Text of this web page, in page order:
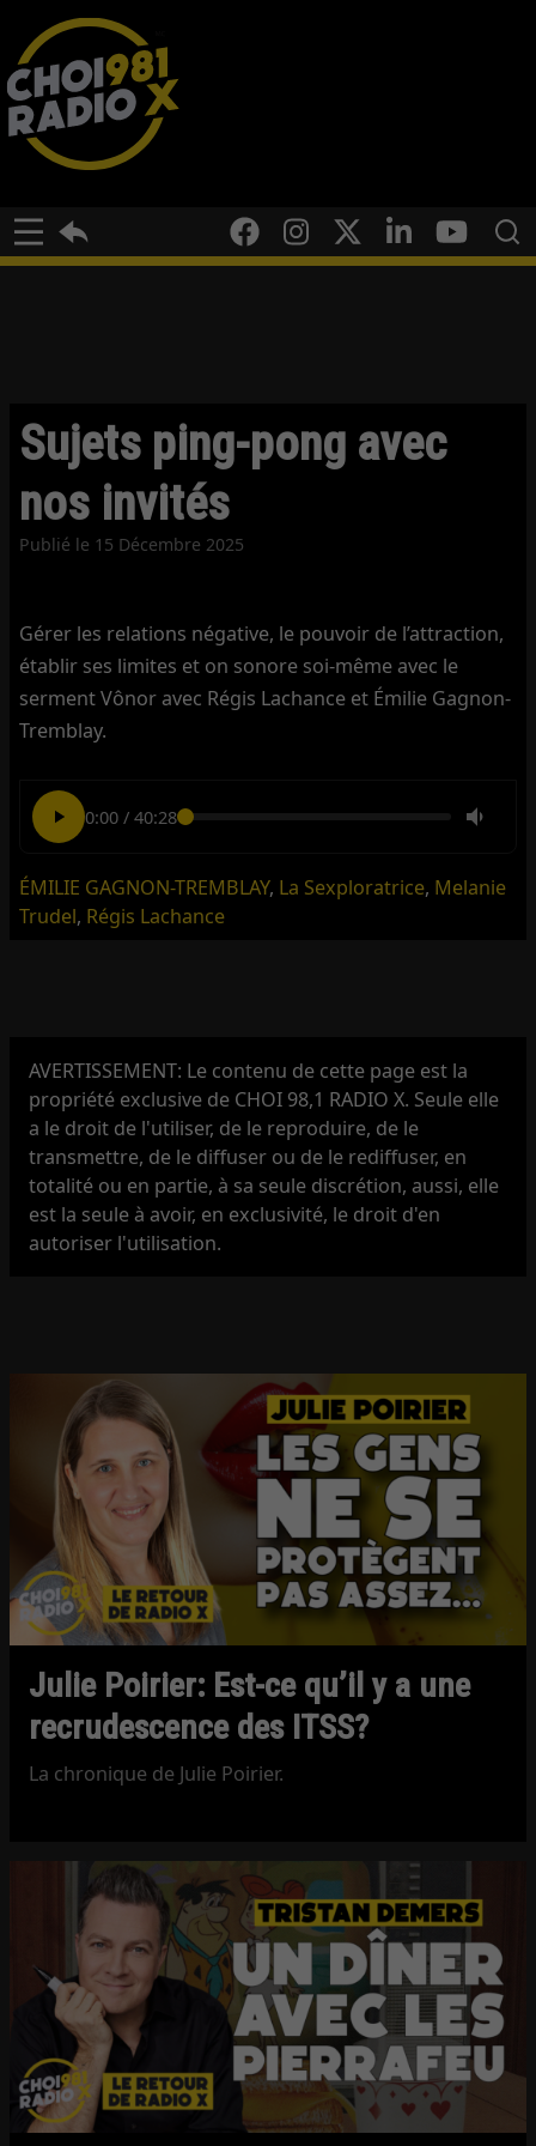
Sujets ping-pong avec
nos invités
Publié le 15 Décembre 2025
Gérer les relations négative, le pouvoir de l’attraction,
établir ses limites et on sonore soi-même avec le
serment Vônor avec Régis Lachance et Émilie Gagnon-
Tremblay.
0:00/ 40:28
ÉMILIE GAGNON-TREMBLAY, La Sexploratrice, Melanie
Trudel, Régis Lachance
AVERTISSEMENT: Le contenu de cette page est la
propriété exclusive de CHOI 98,1 RADIO X. Seule elle
a le droit de l'utiliser, de le reproduire, de le
transmettre, de le diffuser ou de le rediffuser, en
totalité ou en partie, à sa seule discrétion, aussi, elle
est la seule à avoir, en exclusivité, le droit d'en
autoriser l'utilisation.
Julie Poirier: Est-ce qu’il y a une
recrudescence des ITSS?
La chronique de Julie Poirier.